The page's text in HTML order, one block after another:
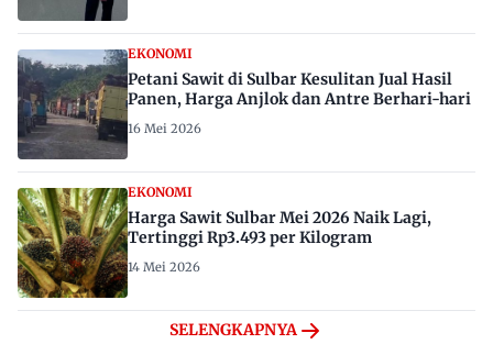
EKONOMI
Petani Sawit di Sulbar Kesulitan Jual Hasil
Panen, Harga Anjlok dan Antre Berhari-hari
16 Mei 2026
EKONOMI
Harga Sawit Sulbar Mei 2026 Naik Lagi,
Tertinggi Rp3.493 per Kilogram
14 Mei 2026
SELENGKAPNYA